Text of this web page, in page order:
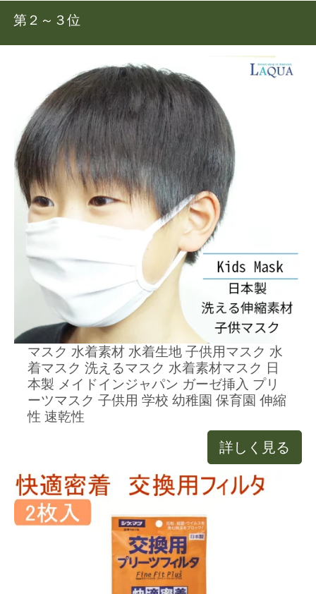
第２～３位
マスク 水着素材 水着生地 子供用マスク 水
着マスク 洗えるマスク 水着素材マスク 日
本製 メイドインジャパン ガーゼ挿入 プリ
ーツマスク 子供用 学校 幼稚園 保育園 伸縮
性 速乾性
詳しく見る